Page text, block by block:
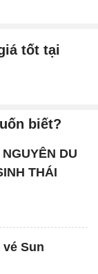
tốt tại
biết?
DU
THÁI
Sun